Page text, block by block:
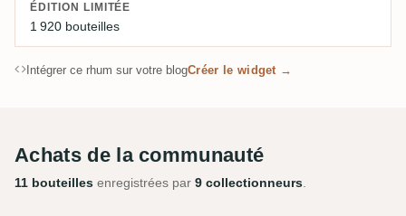
ÉDITION LIMITÉE
1 920 bouteilles
Intégrer ce rhum sur votre blogCréer le widget →
Achats de la communauté
11 bouteilles enregistrées par 9 collectionneurs.